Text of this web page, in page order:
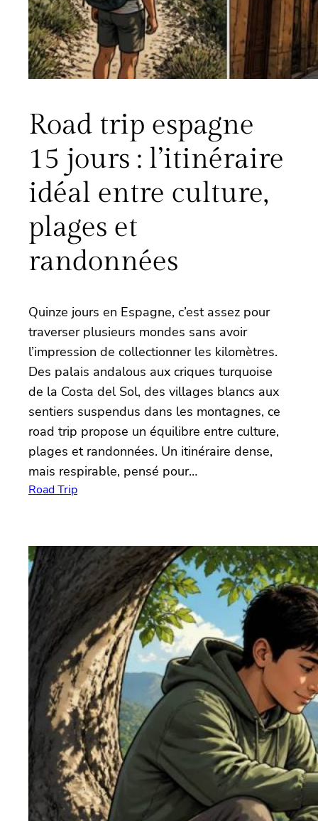
Road trip espagne
15 jours : l’itinéraire
idéal entre culture,
plages et
randonnées
Quinze jours en Espagne, c’est assez pour
traverser plusieurs mondes sans avoir
l’impression de collectionner les kilomètres.
Des palais andalous aux criques turquoise
de la Costa del Sol, des villages blancs aux
sentiers suspendus dans les montagnes, ce
road trip propose un équilibre entre culture,
plages et randonnées. Un itinéraire dense,
mais respirable, pensé pour…
Road Trip